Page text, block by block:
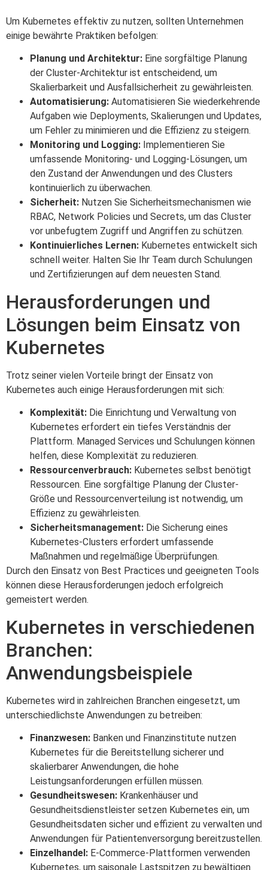
Um Kubernetes effektiv zu nutzen, sollten Unternehmen
einige bewährte Praktiken befolgen:
Planung und Architektur: Eine sorgfältige Planung
der Cluster-Architektur ist entscheidend, um
Skalierbarkeit und Ausfallsicherheit zu gewährleisten.
Automatisierung: Automatisieren Sie wiederkehrende
Aufgaben wie Deployments, Skalierungen und Updates,
um Fehler zu minimieren und die Effizienz zu steigern.
Monitoring und Logging: Implementieren Sie
umfassende Monitoring- und Logging-Lösungen, um
den Zustand der Anwendungen und des Clusters
kontinuierlich zu überwachen.
Sicherheit: Nutzen Sie Sicherheitsmechanismen wie
RBAC, Network Policies und Secrets, um das Cluster
vor unbefugtem Zugriff und Angriffen zu schützen.
Kontinuierliches Lernen: Kubernetes entwickelt sich
schnell weiter. Halten Sie Ihr Team durch Schulungen
und Zertifizierungen auf dem neuesten Stand.
Herausforderungen und
Lösungen beim Einsatz von
Kubernetes
Trotz seiner vielen Vorteile bringt der Einsatz von
Kubernetes auch einige Herausforderungen mit sich:
Komplexität: Die Einrichtung und Verwaltung von
Kubernetes erfordert ein tiefes Verständnis der
Plattform. Managed Services und Schulungen können
helfen, diese Komplexität zu reduzieren.
Ressourcenverbrauch: Kubernetes selbst benötigt
Ressourcen. Eine sorgfältige Planung der Cluster-
Größe und Ressourcenverteilung ist notwendig, um
Effizienz zu gewährleisten.
Sicherheitsmanagement: Die Sicherung eines
Kubernetes-Clusters erfordert umfassende
Maßnahmen und regelmäßige Überprüfungen.
Durch den Einsatz von Best Practices und geeigneten Tools
können diese Herausforderungen jedoch erfolgreich
gemeistert werden.
Kubernetes in verschiedenen
Branchen:
Anwendungsbeispiele
Kubernetes wird in zahlreichen Branchen eingesetzt, um
unterschiedlichste Anwendungen zu betreiben:
Finanzwesen: Banken und Finanzinstitute nutzen
Kubernetes für die Bereitstellung sicherer und
skalierbarer Anwendungen, die hohe
Leistungsanforderungen erfüllen müssen.
Gesundheitswesen: Krankenhäuser und
Gesundheitsdienstleister setzen Kubernetes ein, um
Gesundheitsdaten sicher und effizient zu verwalten und
Anwendungen für Patientenversorgung bereitzustellen.
Einzelhandel: E-Commerce-Plattformen verwenden
Kubernetes, um saisonale Lastspitzen zu bewältigen